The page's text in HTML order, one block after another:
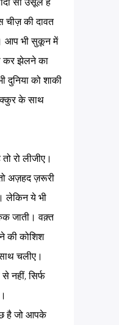
चीज़ की दावत
आप भी सुकून में
कर झेलने का
को शाकी
के साथ
रो लीजीए।
अज़हद ज़रूरी
लेकिन ये भी
जाती। वक़्त
की कोशिश
चलीए।
नहीं, सिर्फ
है जो आपके